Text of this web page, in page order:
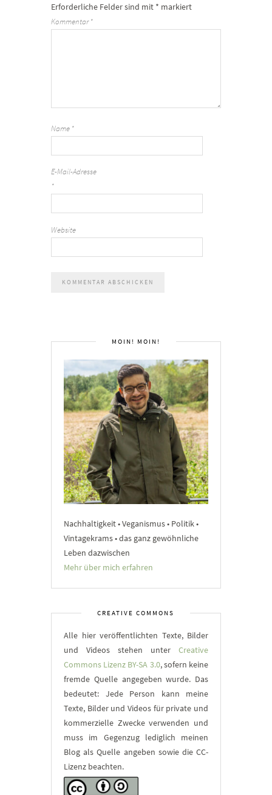
Erforderliche Felder sind mit * markiert
Kommentar*
Name *
E-Mail-Adresse
*
Website
MOIN! MOIN!
Nachhaltigkeit • Veganismus • Politik •
Vintagekrams • das ganz gewöhnliche
Leben dazwischen
Mehr über mich erfahren
CREATIVE COMMONS
Alle hier veröffentlichten Texte, Bilder
und Videos stehen unter Creative
Commons Lizenz BY-SA 3.0, sofern keine
fremde Quelle angegeben wurde. Das
bedeutet: Jede Person kann meine
Texte, Bilder und Videos für private und
kommerzielle Zwecke verwenden und
muss im Gegenzug lediglich meinen
Blog als Quelle angeben sowie die CC-
Lizenz beachten.